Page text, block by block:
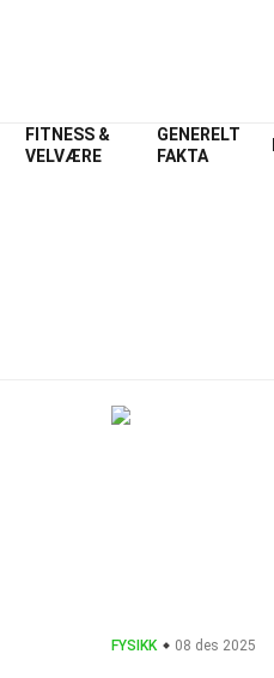
FITNESS &
VELVÆRE
GENERELT
FAKTA
FYSIKK 08 des 2025